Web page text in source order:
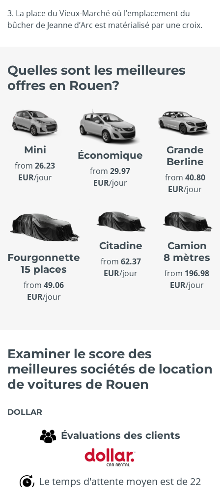
3. La place du Vieux-Marché où l’emplacement du
bûcher de Jeanne d’Arc est matérialisé par une croix.
Quelles sont les meilleures
offres en Rouen?
Mini
from26.23
EUR/jour
Économique
from 29.97
EUR/jour
Grande
Berline
from 40.80
EUR/jour
Fourgonnette
15 places
from 49.06
EUR/jour
Citadine
from 62.37
EUR/jour
Camion
8 mètres
from 196.98
EUR/jour
Examiner le score des
meilleures sociétés de location
de voitures de Rouen
DOLLAR
Évaluations des clients
Le temps d'attente moyen est de 22